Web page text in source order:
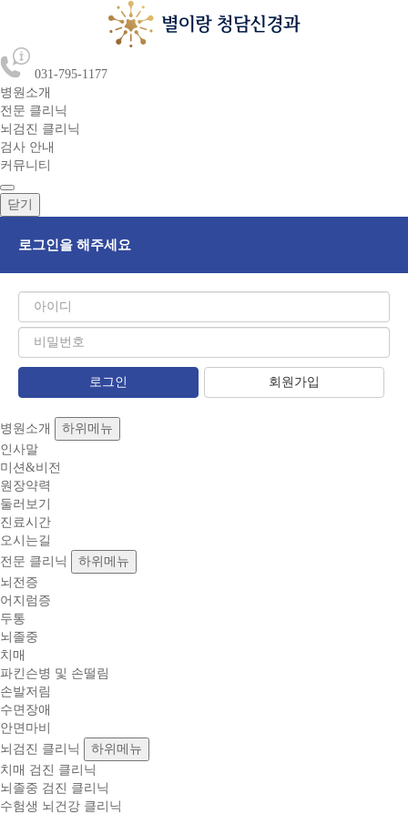
031-795-1177
병원소개
전문 클리닉
뇌검진 클리닉
검사 안내
커뮤니티
닫기
로그인을 해주세요
회원가입
병원소개
하위메뉴
인사말
미션&비전
원장약력
둘러보기
진료시간
오시는길
전문 클리닉
하위메뉴
뇌전증
어지럼증
두통
뇌졸중
치매
파킨슨병 및 손떨림
손발저림
수면장애
안면마비
뇌검진 클리닉
하위메뉴
치매 검진 클리닉
뇌졸중 검진 클리닉
수험생 뇌건강 클리닉